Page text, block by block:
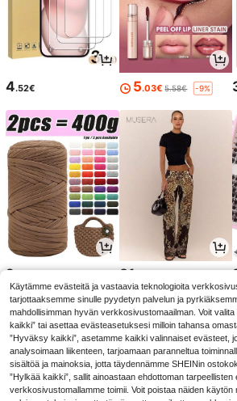
4.52€ 5.03€ 5.58€ -9%
2 31
Käytämme evästeitä ja vastaavia teknologioita
tarjottaaksemme sinulle pyydetyn palvelun ja
mahdollisimman hyvän verkkosivustomaailman. Voit
kaikki” tai asettaa evästeasetuksesi milloin tahansa
”Hyväksy kaikki”, asetamme kaikki valinnaiset evästeet,
analysoimaan liikenteen, tarjoamaan paranneltua
sisältöä ja mainoksia, jotta täydennämme SHEINin
”Hylkää kaikki”, sallit ainoastaan ehdottoman
verkkosivustomallamme toimii. Voit poistaa näiden käytön